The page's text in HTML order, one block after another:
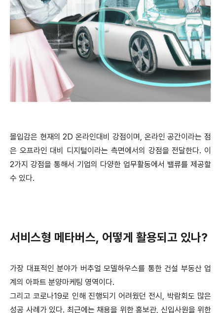
몰입감은 현재의 2D 온라인대비 강점이며, 온라인 공간이라는 점
은 오프라인 대비 디지털이라는 측면에서의 강점을 전달한다. 이
2가지 강점을 통해서 기업의 다양한 업무활동에서 밸류를 제공할
수 있다.
서비스형 메타버스, 어떻게 활용되고 있나?
가장 대표적인 분야가 버추얼 모델하우스를 통한 건설 부동산 업
계의 아파트 분양마케팅 영역이다.
그리고 코로나19로 인해 진행되기 어려웠던 전시, 박람회도 많은
성공 사례가 있다. 최근에는 채용을 위한 홍보관, 신입사원을 위한